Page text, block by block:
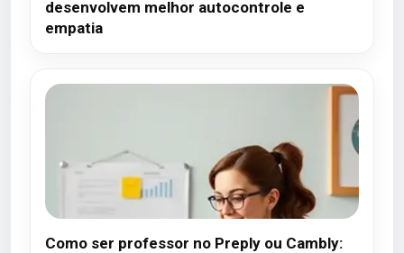
desenvolvem melhor autocontrole e
empatia
Como ser professor no Preply ou Cambly: